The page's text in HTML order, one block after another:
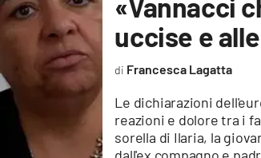
«Vannacci
uccise e
Le dichiarazioni
reazioni e dolore tra i
sorella di Ilaria, la
Francesca Lagatta